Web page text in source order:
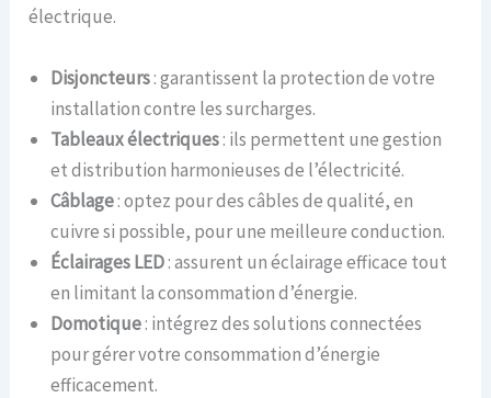
électrique.
Disjoncteurs: garantissent la protection de votre
installation contre les surcharges.
Tableaux électriques: ils permettent une gestion
et distribution harmonieuses de l’électricité.
Câblage: optez pour des câbles de qualité, en
cuivre si possible, pour une meilleure conduction.
Éclairages LED: assurent un éclairage efficace tout
en limitant la consommation d’énergie.
Domotique: intégrez des solutions connectées
pour gérer votre consommation d’énergie
efficacement.